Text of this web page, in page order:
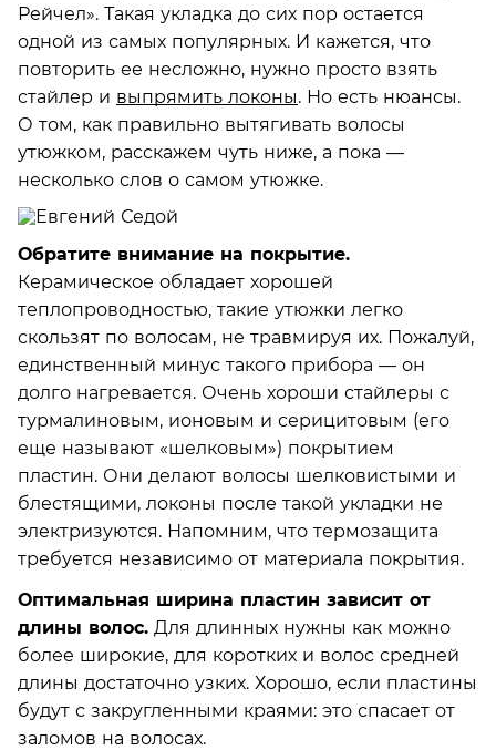
Рейчел». Такая укладка до сих пор остается
одной из самых популярных. И кажется, что
повторить ее несложно, нужно просто взять
стайлер и выпрямить локоны. Но есть нюансы.
О том, как правильно вытягивать волосы
утюжком, расскажем чуть ниже, а пока —
несколько слов о самом утюжке.
Обратите внимание на покрытие.
Керамическое обладает хорошей
теплопроводностью, такие утюжки легко
скользят по волосам, не травмируя их. Пожалуй,
единственный минус такого прибора — он
долго нагревается. Очень хороши стайлеры с
турмалиновым, ионовым и серицитовым (его
еще называют «шелковым») покрытием
пластин. Они делают волосы шелковистыми и
блестящими, локоны после такой укладки не
электризуются. Напомним, что термозащита
требуется независимо от материала покрытия.
Оптимальная ширина пластин зависит от
длины волос. Для длинных нужны как можно
более широкие, для коротких и волос средней
длины достаточно узких. Хорошо, если пластины
будут с закругленными краями: это спасает от
заломов на волосах.